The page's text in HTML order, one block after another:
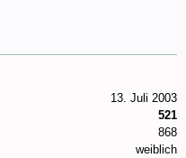
13. Juli 2003
521
868
weiblich